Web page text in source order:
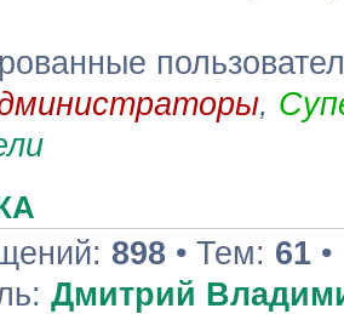
,
898 • Тем: 61
Дмитрий